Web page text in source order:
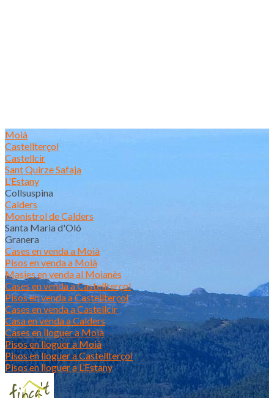
Moià
Castellterçol
Castellcir
Sant Quirze Safaja
L'Estany
Collsuspina
Calders
Monistrol de Calders
Santa Maria d'Oló
Granera
Cases en venda a Moià
Pisos en venda a Moià
Masies en venda al Moianès
Cases en venda a Castellterçol
Pisos en venda a Castellterçol
Cases en venda a Castellcir
Casa en venda a Calders
Cases en lloguer a Moià
Pisos en lloguer a Moià
Pisos en lloguer a Castellterçol
Pisos en lloguer a L’Estany